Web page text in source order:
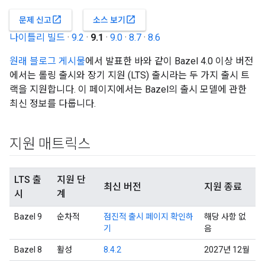
문제 신고open_in_new 소스 보기 open_in_new
나이틀리 빌드 · 9.2 · 9.1 · 9.0 · 8.7 · 8.6
원래 블로그 게시물에서 발표한 바와 같이 Bazel 4.0 이상 버전
에서는 롤링 출시와 장기 지원 (LTS) 출시라는 두 가지 출시 트
랙을 지원합니다. 이 페이지에서는 Bazel의 출시 모델에 관한
최신 정보를 다룹니다.
지원 매트릭스
LTS 출
시
지원 단
계
최신 버전 지원 종료
Bazel 9 순차적
점진적 출시 페이지 확인하
기
해당 사항 없
음
Bazel 8 활성 8.4.2 2027년 12월